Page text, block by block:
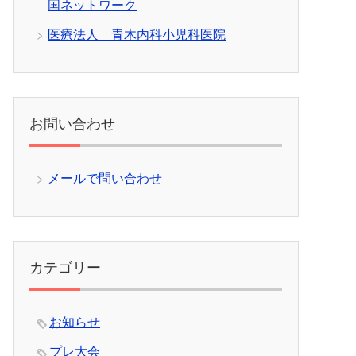
国ネットワーク
医療法人 青木内科小児科医院
お問い合わせ
メールで問い合わせ
カテゴリー
お知らせ
プレ大会